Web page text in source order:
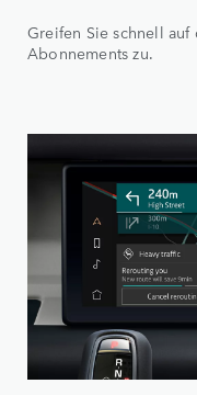
Greifen Sie schnell
Abonnements zu.